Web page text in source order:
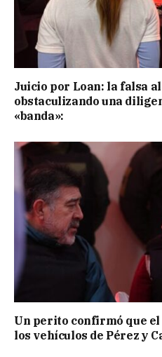
Juicio por Loan: la falsa
obstaculizando una
«banda»:
Un perito confirmó que el
los vehículos de Pérez y